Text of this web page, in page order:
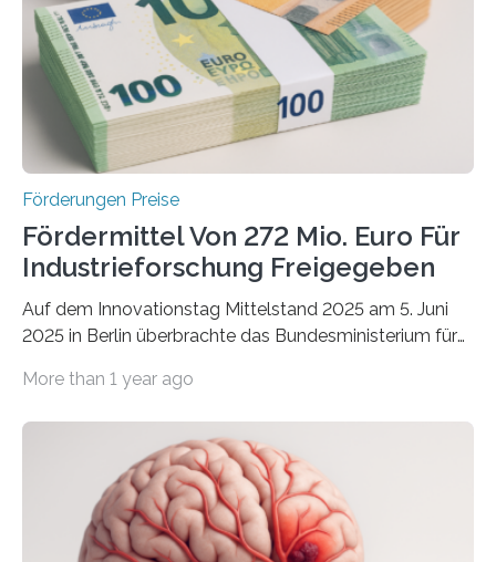
Förderungen Preise
Fördermittel Von 272 Mio. Euro Für
Industrieforschung Freigegeben
Auf dem Innovationstag Mittelstand 2025 am 5. Juni
2025 in Berlin überbrachte das Bundesministerium für
Überplanmäßige Verpflichtungsermächtigungen in
Woche vom Haushaltsausschuss freigegeben – unter
anderem zur Unterstützung der
Industrieforschungsprogramme Industrielle
Gemeinschaftsforschung (IGF), Zentrales
Innovationsprogramm Mittelstand (ZIM) und
More than 1 year ago